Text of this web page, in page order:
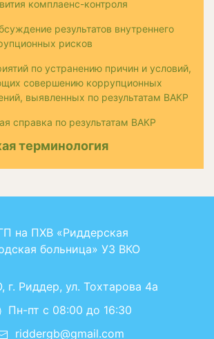
комплаенс-контроля
результатов внутреннего
рисков
по устранению причин и условий,
совершению коррупционных
выявленных по результатам ВАКР
справка по результатам ВАКР
терминология
на ПХВ «Риддерская
больница» УЗ ВКО
г. Риддер, ул. Тохтарова 4а
Пн-пт с 08:00 до 16:30
riddergb@gmail.com